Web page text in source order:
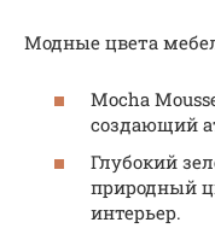
Модные цвета
Mocha
создающий
Глубокий
природный
интерьер.